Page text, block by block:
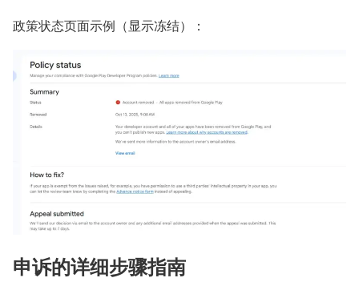
政策状态页面示例（显示冻结）：
申诉的详细步骤指南